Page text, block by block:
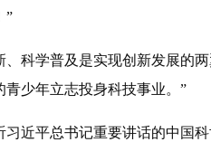
”
、科学普及是实现创新发展的
青少年立志投身科技事业。”
习近平总书记重要讲话的中国